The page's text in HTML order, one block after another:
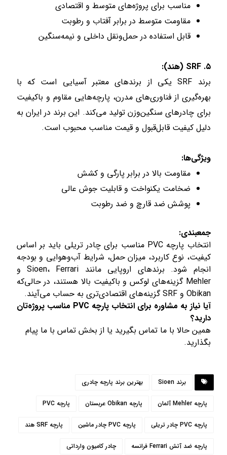
مناسب برای پروژه‌های متوسط و اقتصادی
مقاومت متوسط در برابر آفتاب و رطوبت
قابل استفاده در حمل‌ونقل داخلی و نیمه‌سنگین
۵. SRF (هند):
برند SRF یکی از برندهای معتبر آسیایی است که با
بهره‌گیری از فناوری‌های مدرن، پارچه‌هایی مقاوم و باکیفیت
برای چادرهای سنگین‌وزن تولید می‌کند. این برند در ایران به
دلیل کیفیت قابل‌قبول و قیمت مناسب محبوب است.
ویژگی‌ها:
مقاومت بالا در برابر پارگی و کشش
ضخامت یکنواخت و قابلیت جوش عالی
پوشش ضد قارچ و ضد رطوبت
جمعبندی:
انتخاب پارچه PVC مناسب برای چادر تریلی باید بر اساس
کیفیت، نوع کاربرد، میزان حمل، شرایط آب‌وهوایی و بودجه
انجام شود. برندهای اروپایی مانند Sioen، Ferrari و
Mehler گزینه‌های لوکس و باکیفیت بالا هستند، در حالی‌که
Obikan و SRF گزینه‌های اقتصادی‌تری به حساب می‌آیند.
آیا نیاز به مشاوره برای انتخاب پارچه PVC مناسب پروژه‌تان
دارید؟
همین حالا با ما تماس بگیرید یا از بخش تماس با ما پیام
بگذارید.
برند Sioen بهترین برند پارچه چادری
پارچه Mehler آلمان پارچه Obikan عربستان پارچه PVC
پارچه PVC چادر تریلی پارچه PVC چادر ماشین پارچه SRF هند
پارچه ضد آتش Ferrari فرانسه چادر کامیون وارداتی